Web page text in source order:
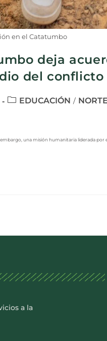
en el Catatumbo
deja
del conflicto
EDUCACIÓN /
una misión humanitaria liderada
a la